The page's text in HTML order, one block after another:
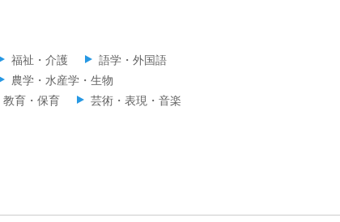
福祉・介護
語学・外国語
農学・水産学・生物
教育・保育
芸術・表現・音楽